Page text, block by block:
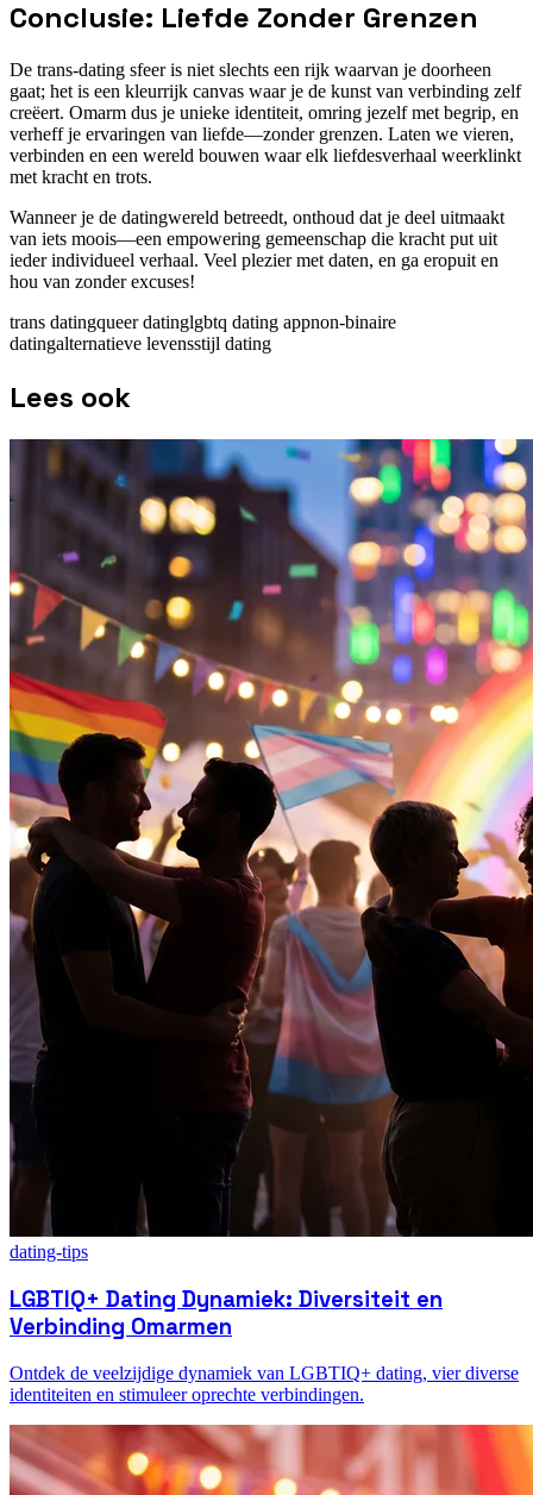
Conclusie: Liefde Zonder Grenzen
De trans-dating sfeer is niet slechts een rijk waarvan je doorheen
gaat; het is een kleurrijk canvas waar je de kunst van verbinding zelf
creëert. Omarm dus je unieke identiteit, omring jezelf met begrip, en
verheff je ervaringen van liefde—zonder grenzen. Laten we vieren,
verbinden en een wereld bouwen waar elk liefdesverhaal weerklinkt
met kracht en trots.
Wanneer je de datingwereld betreedt, onthoud dat je deel uitmaakt
van iets moois—een empowering gemeenschap die kracht put uit
ieder individueel verhaal. Veel plezier met daten, en ga eropuit en
hou van zonder excuses!
trans datingqueer datinglgbtq dating appnon-binaire
datingalternatieve levensstijl dating
Lees ook
dating-tips
LGBTIQ+ Dating Dynamiek: Diversiteit en
Verbinding Omarmen
Ontdek de veelzijdige dynamiek van LGBTIQ+ dating, vier diverse
identiteiten en stimuleer oprechte verbindingen.